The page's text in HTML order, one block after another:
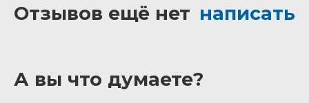
Отзывов ещё нет написать
А вы что думаете?